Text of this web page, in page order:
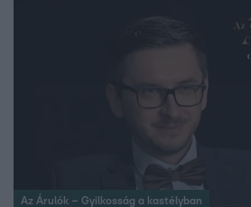
Az Árulók – Gyilkosság a kastélyban